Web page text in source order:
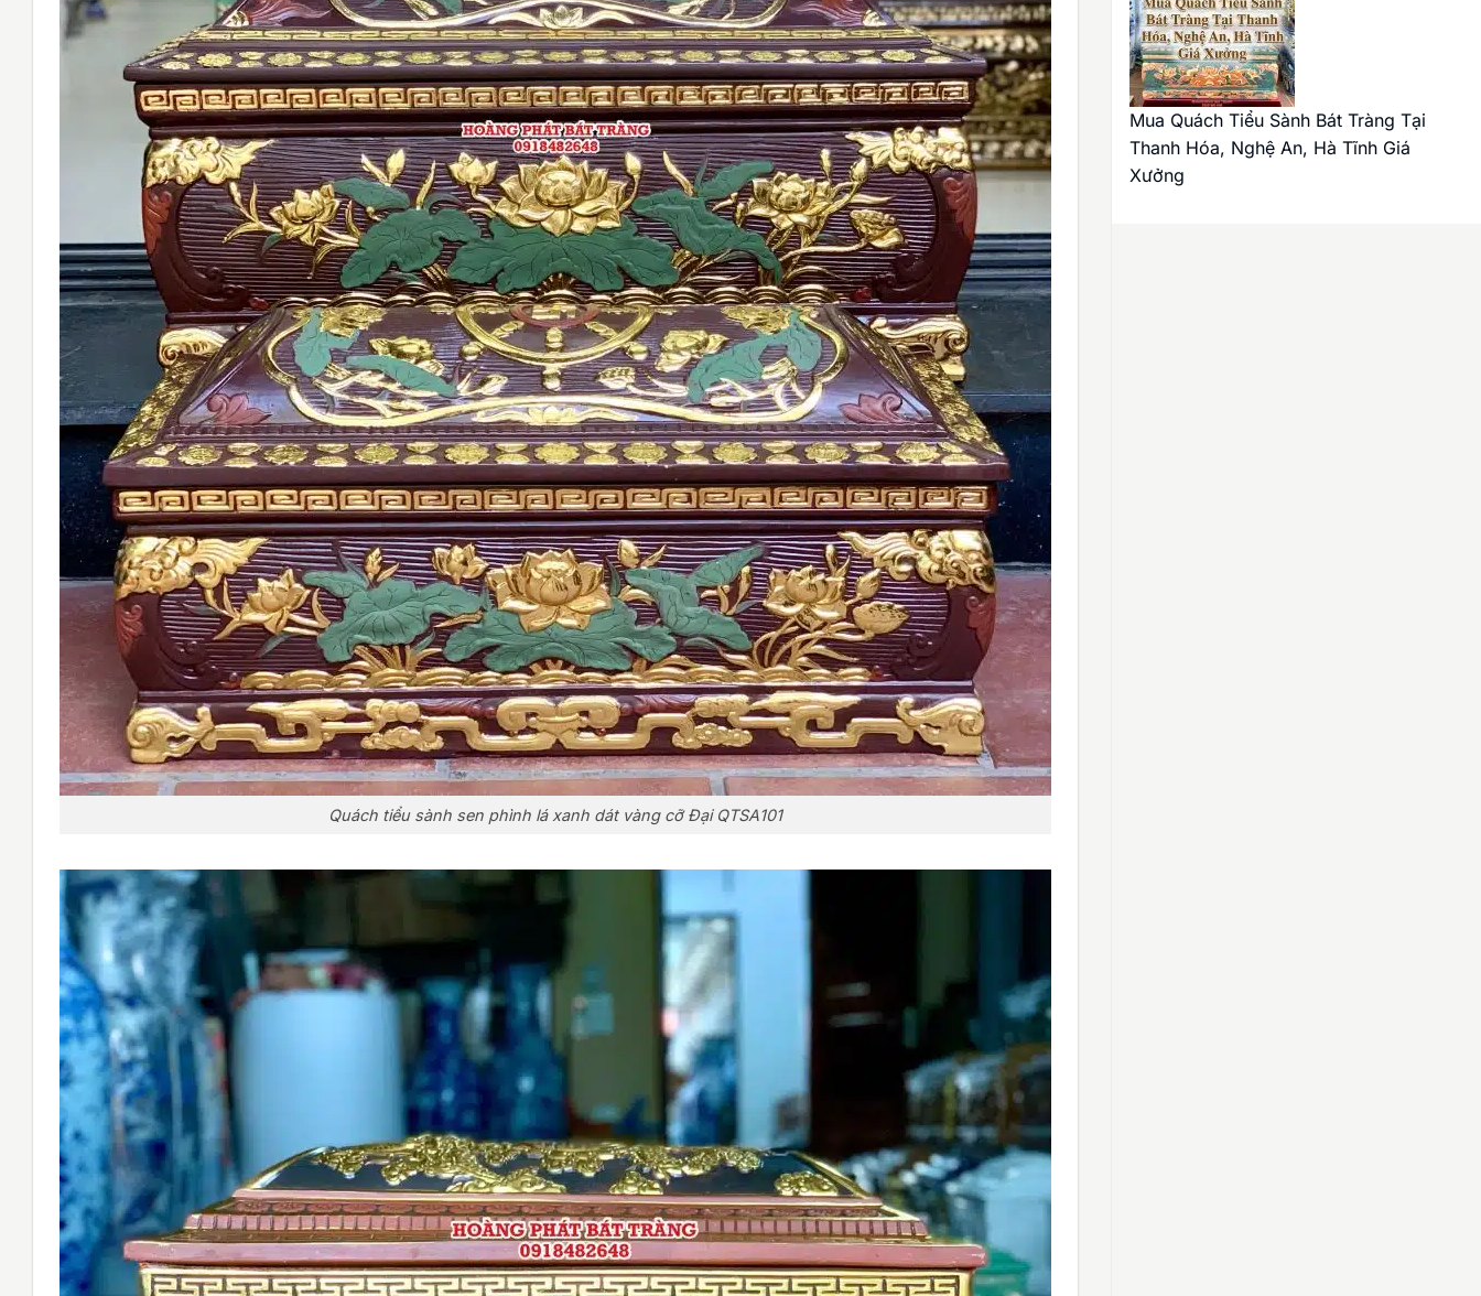
Quách tiểu sành sen phình lá xanh dát vàng cỡ Đại QTSA101
Mua Quách Tiểu Sành Bát Tràng Tại
Thanh Hóa, Nghệ An, Hà Tĩnh Giá
Xưởng